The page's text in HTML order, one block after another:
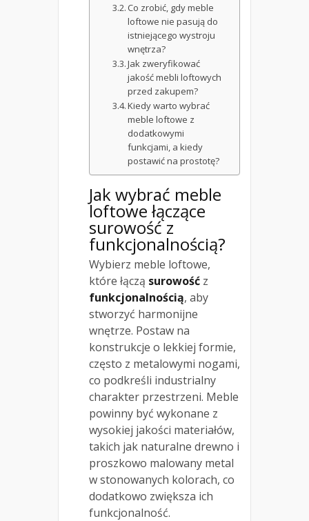
Co zrobić, gdy meble
loftowe nie pasują do
istniejącego wystroju
wnętrza?
Jak zweryfikować
jakość mebli loftowych
przed zakupem?
Kiedy warto wybrać
meble loftowe z
dodatkowymi
funkcjami, a kiedy
postawić na prostotę?
Jak wybrać meble
loftowe łączące
surowość z
funkcjonalnością?
Wybierz meble loftowe,
które łączą surowość z
funkcjonalnością, aby
stworzyć harmonijne
wnętrze. Postaw na
konstrukcje o lekkiej formie,
często z metalowymi nogami,
co podkreśli industrialny
charakter przestrzeni. Meble
powinny być wykonane z
wysokiej jakości materiałów,
takich jak naturalne drewno i
proszkowo malowany metal
w stonowanych kolorach, co
dodatkowo zwiększa ich
funkcjonalność.